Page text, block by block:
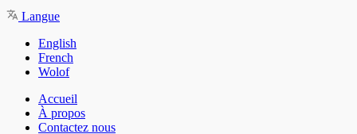
Langue
English
French
Wolof
Accueil
À propos
Contactez nous